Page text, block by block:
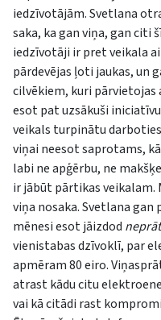
iedzīvotājām. Svetlana
saka, ka gan viņa, gan citi
iedzīvotāji ir pret veikala
pārdevējas ļoti jaukas, un
cilvēkiem, kuri
esot pat uzsākuši
veikals turpinātu
viņai neesot saprotams,
labi ne apģērbu, ne
ir jābūt pārtikas
viņa nosaka. Svetlana
mēnesi esot jāizdod
vienistabas dzīvoklī, par
apmēram 80 eiro.
atrast kādu citu
vai kā citādi rast